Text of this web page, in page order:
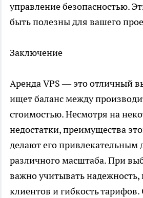
управление безопасностью.
быть полезны для вашего
Заключение
Аренда VPS — это отличный
ищет баланс между
стоимостью. Несмотря на
недостатки, преимущества
делают его привлекательным
различного масштаба. При
важно учитывать
клиентов и гибкость